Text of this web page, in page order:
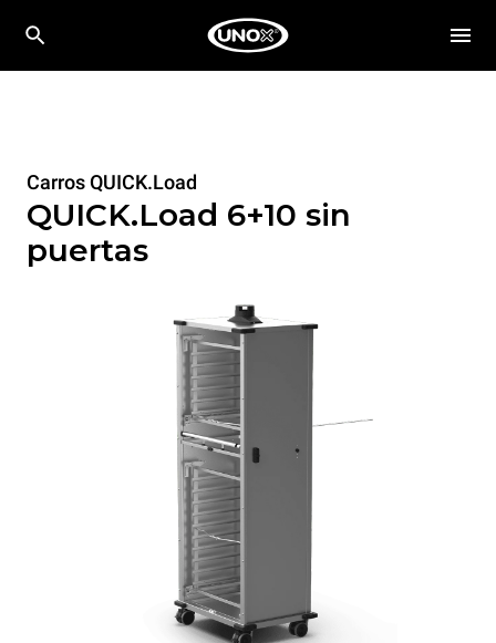
Carros QUICK.Load
QUICK.Load 6+10 sin
puertas